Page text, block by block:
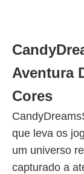
Aventura
Cores
que leva os
um universo
capturado a